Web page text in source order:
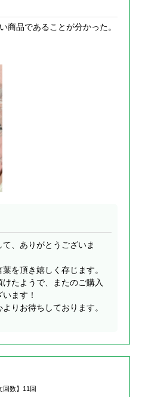
商品であることが分かった。
、ありがとうございま
を頂き嬉しく存じます。
たようで、またのご購入
ます！
りお待ちしております。
回数】 11回